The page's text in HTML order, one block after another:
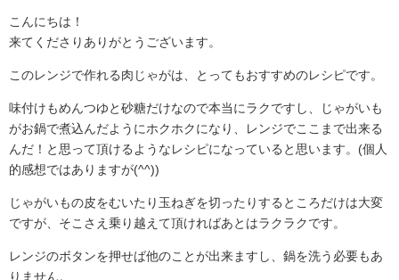
こんにちは！
来てくださりありがとうございます。
このレンジで作れる肉じゃがは、とってもおすすめのレシピです。
味付けもめんつゆと砂糖だけなので本当にラクですし、じゃがいも
がお鍋で煮込んだようにホクホクになり、レンジでここまで出来る
んだ！と思って頂けるようなレシピになっていると思います。(個人
的感想ではありますが(^^))
じゃがいもの皮をむいたり玉ねぎを切ったりするところだけは大変
ですが、そこさえ乗り越えて頂ければあとはラクラクです。
レンジのボタンを押せば他のことが出来ますし、鍋を洗う必要もあ
りません。